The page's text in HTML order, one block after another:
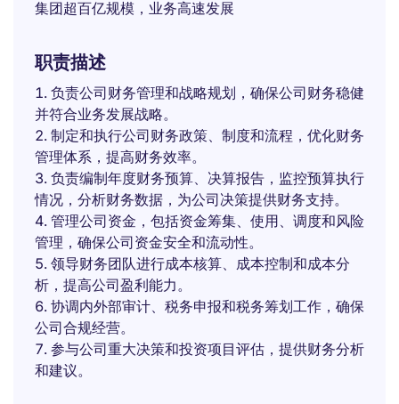
集团超百亿规模，业务高速发展
职责描述
负责公司财务管理和战略规划，确保公司财务稳健
并符合业务发展战略。
制定和执行公司财务政策、制度和流程，优化财务
管理体系，提高财务效率。
负责编制年度财务预算、决算报告，监控预算执行
情况，分析财务数据，为公司决策提供财务支持。
管理公司资金，包括资金筹集、使用、调度和风险
管理，确保公司资金安全和流动性。
领导财务团队进行成本核算、成本控制和成本分
析，提高公司盈利能力。
协调内外部审计、税务申报和税务筹划工作，确保
公司合规经营。
参与公司重大决策和投资项目评估，提供财务分析
和建议。